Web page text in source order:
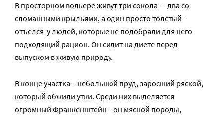
В просторном вольере живут три сокола — два со
сломанными крыльями, а один просто толстый –
отъелся у людей, которые не подобрали для него
подходящий рацион. Он сидит на диете перед
выпуском в живую природу.
В конце участка – небольшой пруд, заросший ряской,
который обжили утки. Среди них выделяется
огромный Франкенштейн – он мясной породы,